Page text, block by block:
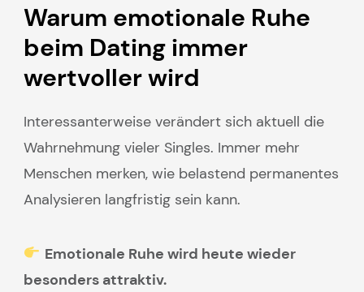
Warum emotionale Ruhe
beim Dating immer
wertvoller wird
Interessanterweise verändert sich aktuell die
Wahrnehmung vieler Singles. Immer mehr
Menschen merken, wie belastend permanentes
Analysieren langfristig sein kann.
Emotionale Ruhe wird heute wieder
besonders attraktiv.